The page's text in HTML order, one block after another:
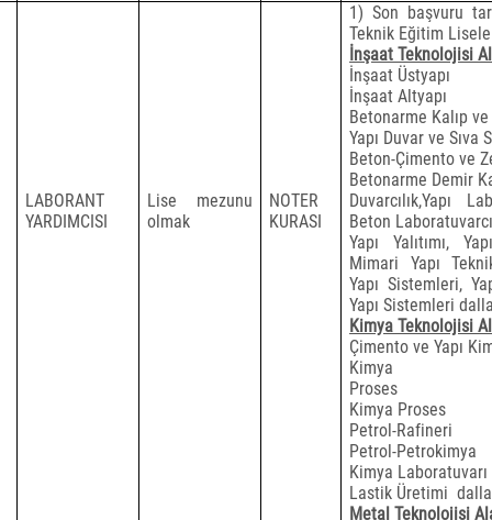
LABORANT
YARDIMCISI
Lise mezunu
olmak
NOTER
KURASI
1) Son başvuru
Teknik Eğitim
İnşaat Teknolojisi
İnşaat Üstyapı
İnşaat Altyapı
Betonarme Kalıp
Yapı Duvar ve Sıva
Beton-Çimento ve
Betonarme Demir
Duvarcılık,Yapı
Beton
Yapı Yalıtımı,
Mimari Yapı
Yapı Sistemleri,
Yapı Sistemleri
Kimya Teknolojisi
Çimento ve Yapı
Kimya
Proses
Kimya Proses
Petrol-Rafineri
Petrol-Petrokimya
Kimya Laboratuvarı
Lastik Üretimi
Metal Teknolojisi